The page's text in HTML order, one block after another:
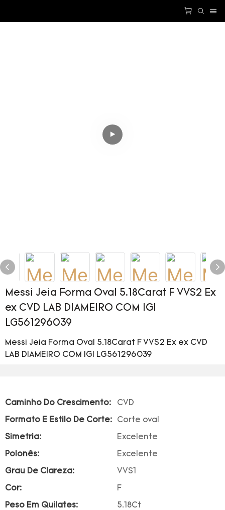
Messi Jeia Forma Oval 5.18Carat F VVS2 Ex
ex CVD LAB DIAMEIRO COM IGI
LG561296039
Messi Jeia Forma Oval 5.18Carat F VVS2 Ex ex CVD
LAB DIAMEIRO COM IGI LG561296039
Caminho Do Crescimento: CVD
Formato E Estilo De Corte: Corte oval
Simetria: Excelente
Polonês: Excelente
Grau De Clareza: VVS1
Cor: F
Peso Em Quilates: 5.18Ct